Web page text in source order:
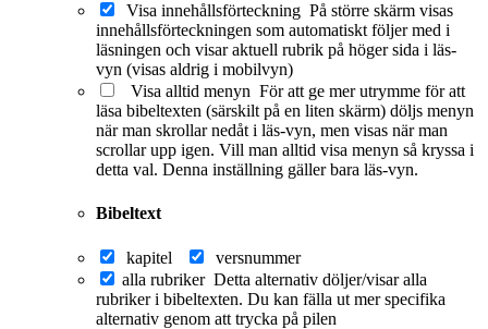
Visa innehållsförteckning På större skärm visas
innehållsförteckningen som automatiskt följer med i
läsningen och visar aktuell rubrik på höger sida i läs-
vyn (visas aldrig i mobilvyn)
Visa alltid menyn För att ge mer utrymme för att
läsa bibeltexten (särskilt på en liten skärm) döljs menyn
när man skrollar nedåt i läs-vyn, men visas när man
scrollar upp igen. Vill man alltid visa menyn så kryssa i
detta val. Denna inställning gäller bara läs-vyn.
Bibeltext
kapitel
versnummer
alla rubriker Detta alternativ döljer/visar alla
rubriker i bibeltexten. Du kan fälla ut mer specifika
alternativ genom att trycka på pilen